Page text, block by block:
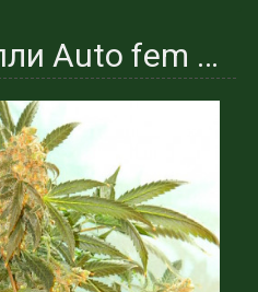
Семена конопли Auto fem Critical Neville Haze - Убойный Быстроцвет Испании - Gold Seeds